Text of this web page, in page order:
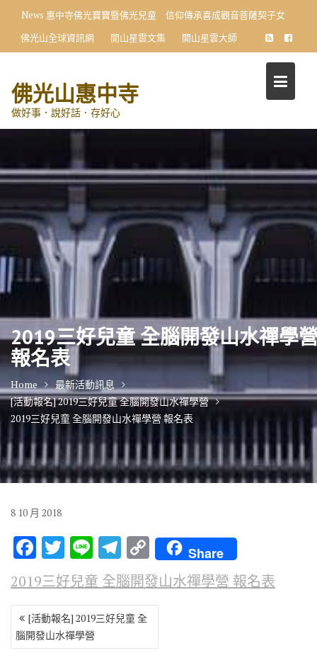
content
News 惠中寺佛光寶寶暨佛光兒童 信仰傳承喜成觀音菩薩契子女
佛光山全球資訊網
開山星雲文集 開山星雲大師
佛光山惠中寺
做好事．說好話．存好心
2019三好兒童 全腦開發山水禪學
報名表
Home
最新活動訊息
[活動報名] 2019三好兒童 全腦開發山水禪學營
2019三好兒童 全腦開發山水禪學營 報名表
8 10 月 2018
F
ac
e
b
o
T
w
it
te
r
Li
n
e
T
el
e
gr
C
o
p
y
Share
2019三好兒童 全腦開發山水禪學營 報名表
文
章
導
[活動報名] 2019三好兒童 全
腦開發山水禪學營